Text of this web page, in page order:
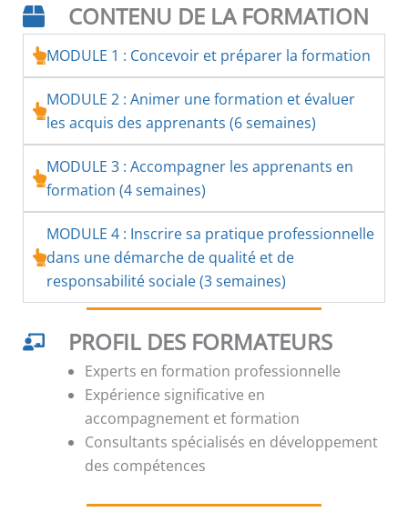
CONTENU DE LA FORMATION
MODULE 1 : Concevoir et préparer la formation
MODULE 2 : Animer une formation et évaluer
les acquis des apprenants (6 semaines)
MODULE 3 : Accompagner les apprenants en
formation (4 semaines)
MODULE 4 : Inscrire sa pratique professionnelle
dans une démarche de qualité et de
responsabilité sociale (3 semaines)
PROFIL DES FORMATEURS
Experts en formation professionnelle
Expérience significative en
accompagnement et formation
Consultants spécialisés en développement
des compétences